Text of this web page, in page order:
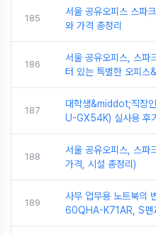
185
서울 공유오피스 스파
와 가격 총정리
186
서울 공유오피스, 스파
터 있는 특별한 오피스
187
대학생&middot;직장
U-GX54K) 실사용 후
188
서울 공유오피스, 스파
가격, 시설 총정리)
189
사무 업무용 노트북의
60QHA-K71AR, S펜